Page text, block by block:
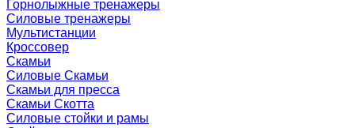
Горнолыжные тренажеры
Силовые тренажеры
Мультистанции
Кроссовер
Скамьи
Силовые Скамьи
Скамьи для пресса
Скамьи Скотта
Силовые стойки и рамы